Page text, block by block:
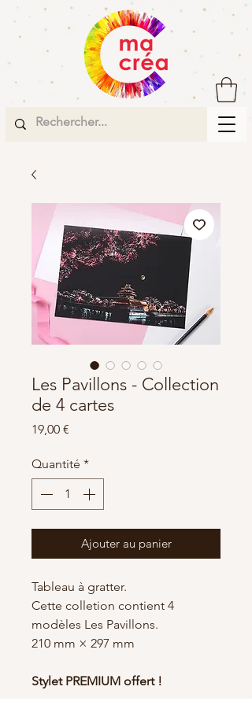
Les Pavillons - Collection
de 4 cartes
19,00 €
Quantité *
Ajouter au panier
Tableau à gratter.
Cette colletion contient 4
modèles Les Pavillons.
210 mm × 297 mm
Stylet PREMIUM offert !